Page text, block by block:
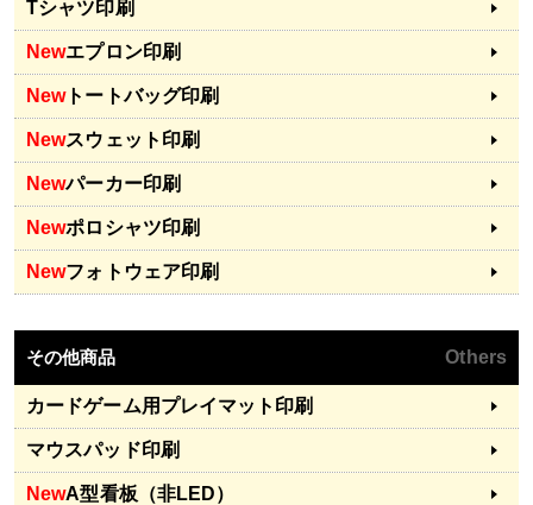
Tシャツ印刷
Newエプロン印刷
Newトートバッグ印刷
Newスウェット印刷
Newパーカー印刷
Newポロシャツ印刷
Newフォトウェア印刷
その他商品 Others
カードゲーム用プレイマット印刷
マウスパッド印刷
NewA型看板（非LED）